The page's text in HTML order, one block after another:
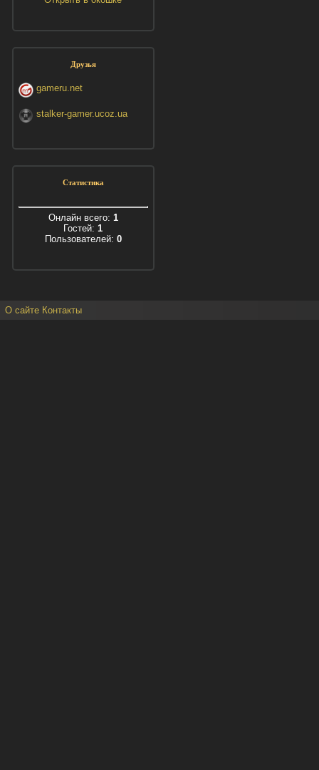
Друзья
gameru.net
stalker-gamer.ucoz.ua
Статистика
Онлайн всего: 1
Гостей: 1
Пользователей: 0
О сайте Контакты